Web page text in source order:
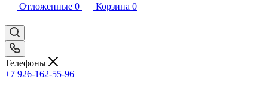
Отложенные 0 Корзина 0
Телефоны
+7 926-162-55-96